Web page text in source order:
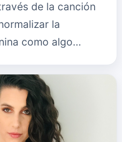
de la canción
la
como algo…